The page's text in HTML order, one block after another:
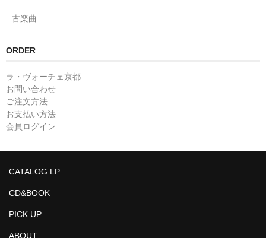
古楽曲
ORDER
ラ・ヴォーチェ京都
お問い合わせ
ご注文方法
お支払い方法
会員ログイン
CATALOG LP
CD&BOOK
PICK UP
ABOUT